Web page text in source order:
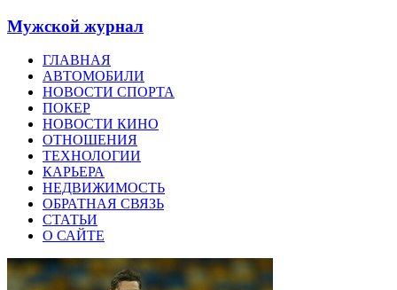
Мужской журнал
ГЛАВНАЯ
АВТОМОБИЛИ
НОВОСТИ СПОРТА
ПОКЕР
НОВОСТИ КИНО
ОТНОШЕНИЯ
ТЕХНОЛОГИИ
КАРЬЕРА
НЕДВИЖИМОСТЬ
ОБРАТНАЯ СВЯЗЬ
СТАТЬИ
О САЙТЕ